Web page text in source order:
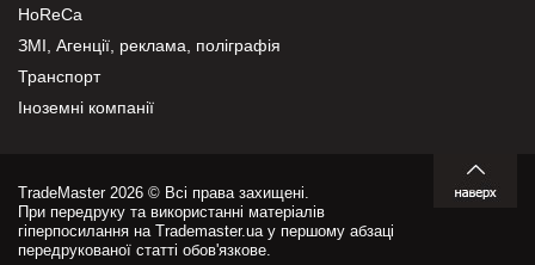
HoReCa
ЗМІ, Агенції, реклама, поліграфія
Транспорт
Іноземні компанії
TradeMaster 2026 © Всі права захищені.
При передруку та використанні матеріалів
гіперпосилання на Trademaster.ua у першому абзаці
передрукованої статті обов'язкове.